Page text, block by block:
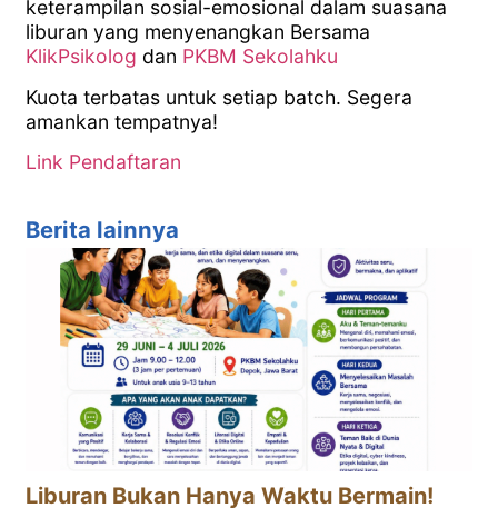
keterampilan sosial-emosional dalam suasana
liburan yang menyenangkan Bersama
KlikPsikolog dan PKBM Sekolahku
Kuota terbatas untuk setiap batch. Segera
amankan tempatnya!
Link Pendaftaran
Berita lainnya
Liburan Bukan Hanya Waktu Bermain!